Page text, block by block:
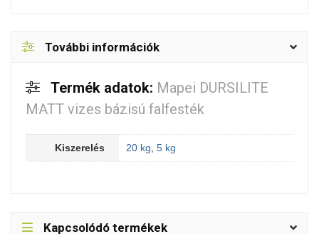
További információk
Termék adatok: Mapei DURSILITE
MATT vizes bázisú falfesték
Kiszerelés 20 kg, 5 kg
Kapcsolódó termékek